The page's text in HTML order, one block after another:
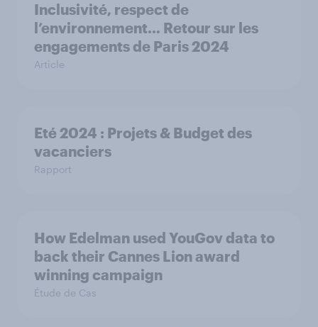
Inclusivité, respect de
l’environnement… Retour sur les
engagements de Paris 2024
Article
Eté 2024 : Projets & Budget des
vacanciers
Rapport
How Edelman used YouGov data to
back their Cannes Lion award
winning campaign
Étude de Cas